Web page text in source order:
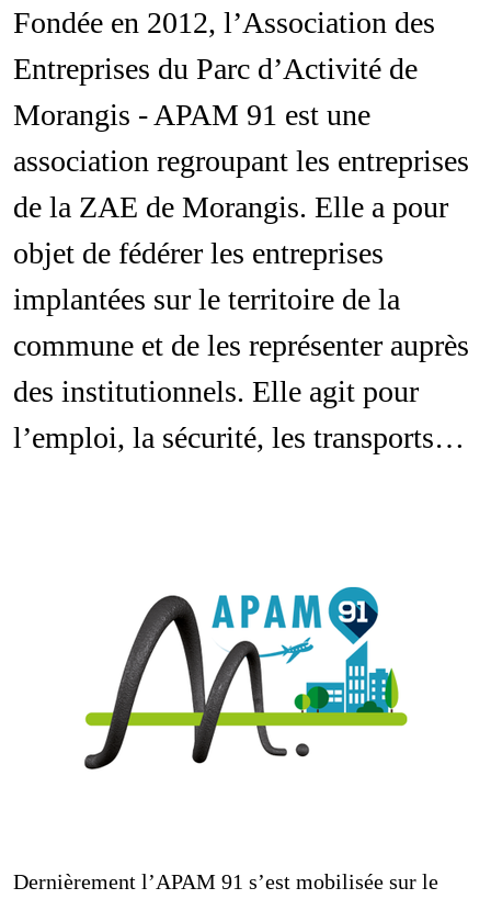
Fondée en 2012, l’Association des
Entreprises du Parc d’Activité de
Morangis - APAM 91 est une
association regroupant les entreprises
de la ZAE de Morangis. Elle a pour
objet de fédérer les entreprises
implantées sur le territoire de la
commune et de les représenter auprès
des institutionnels. Elle agit pour
l’emploi, la sécurité, les transports…
APAM91
Dernièrement l’APAM 91 s’est mobilisée sur le